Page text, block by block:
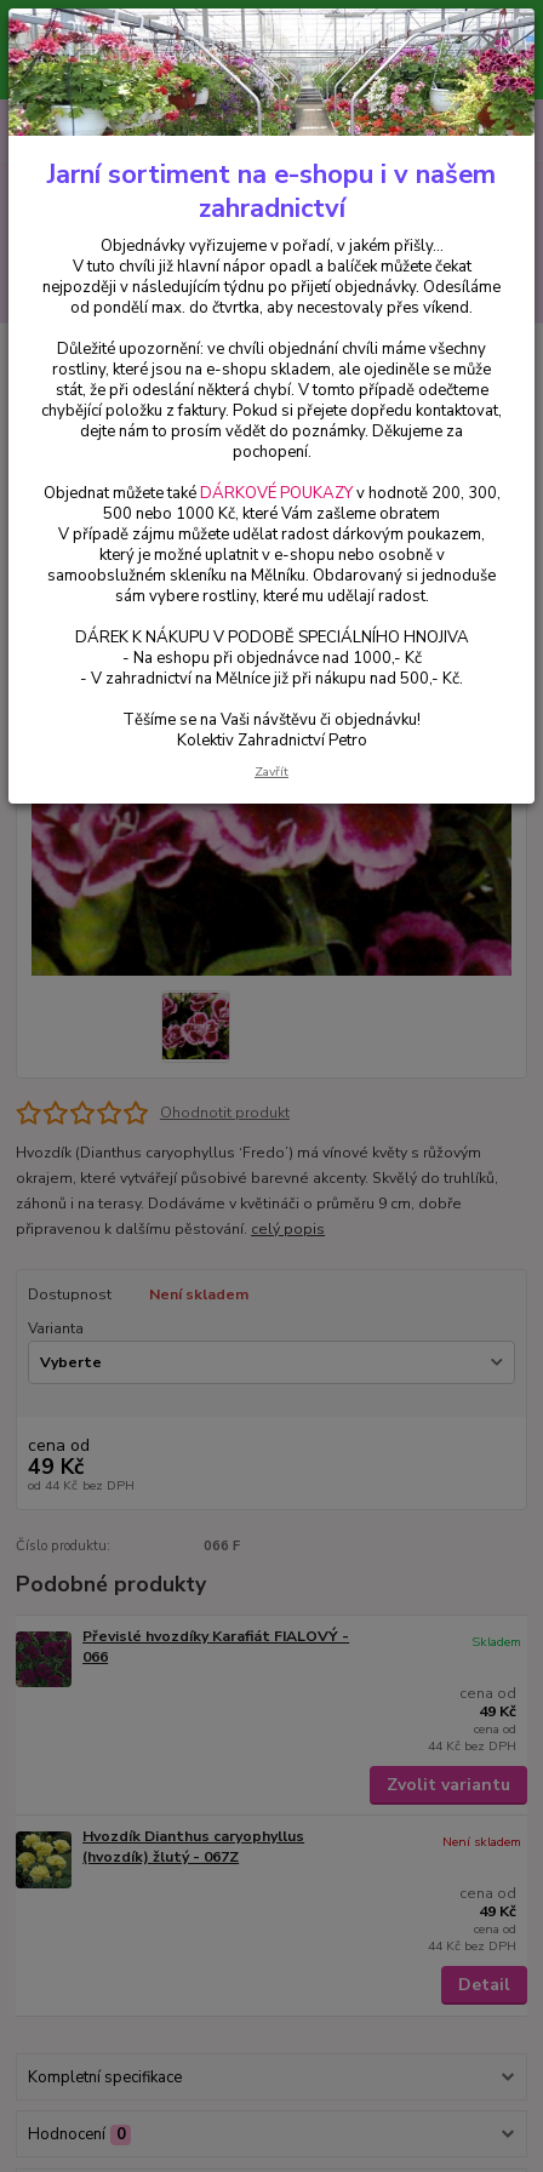
Minimální hodnota pro odeslání z e-shopu je 300 Kč.
V tuto chvíli již hlavní nápor objednávek opadl a balíček můžete čekat
nejpozději v následujícím týdnu po přijetí objednávky. Objednávky
vyřizujeme v pořadí, v jakém přišly...
CZK
Hledat
+420 602 223 614 0ks
za0 Kč
Balkónové rostliny Hvozdík (Dianthus caryophyllus-Fredo) - 066F
Hvozdík (Dianthus caryophyllus-
Fredo) - 066F
Ohodnotit produkt
Hvozdík (Dianthus caryophyllus ‘Fredo’) má vínové květy s růžovým
okrajem, které vytvářejí působivé barevné akcenty. Skvělý do truhlíků,
záhonů i na terasy. Dodáváme v květináči o průměru 9 cm, dobře
připravenou k dalšímu pěstování. celý popis
Dostupnost
Není skladem
Varianta
cena od
49 Kč
od 44 Kč bez DPH
Číslo produktu: 066 F
Podobné produkty
Převislé hvozdíky Karafiát FIALOVÝ -
066
cena od
49 Kč
cena od
44 Kč bez DPH
Skladem
Zvolit variantu
Hvozdík Dianthus caryophyllus
(hvozdík) žlutý - 067Z
cena od
49 Kč
cena od
44 Kč bez DPH
Není skladem
Detail
Kompletní specifikace
Hodnocení 0
Jarní sortiment na e-shopu i v našem
zahradnictví
Objednávky vyřizujeme v pořadí, v jakém přišly...
V tuto chvíli již hlavní nápor opadl a balíček můžete čekat
nejpozději v následujícím týdnu po přijetí objednávky. Odesíláme
od pondělí max. do čtvrtka, aby necestovaly přes víkend.
Důležité upozornění: ve chvíli objednání chvíli máme všechny
rostliny, které jsou na e-shopu skladem, ale ojediněle se může
stát, že při odeslání některá chybí. V tomto případě odečteme
chybějící položku z faktury. Pokud si přejete dopředu kontaktovat,
dejte nám to prosím vědět do poznámky. Děkujeme za
pochopení.
Objednat můžete takéDÁRKOVÉ POUKAZYv hodnotě 200, 300,
500 nebo 1000 Kč, které Vám zašleme obratem
V případě zájmu můžete udělat radost dárkovým poukazem,
který je možné uplatnit v e-shopu nebo osobně v
samoobslužném skleníku na Mělníku. Obdarovaný si jednoduše
sám vybere rostliny, které mu udělají radost.
DÁREK K NÁKUPU V PODOBĚ SPECIÁLNÍHO HNOJIVA
- Na eshopu při objednávce nad 1000,- Kč
- V zahradnictví na Mělníce již při nákupu nad 500,- Kč.
Těšíme se na Vaši návštěvu či objednávku!
Kolektiv Zahradnictví Petro
Zavřít